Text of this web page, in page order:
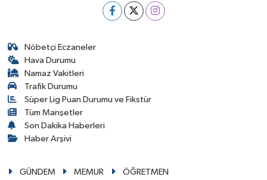
Nöbetçi Eczaneler
Hava Durumu
Namaz Vakitleri
Trafik Durumu
Süper Lig Puan Durumu ve Fikstür
Tüm Manşetler
Son Dakika Haberleri
Haber Arşivi
GÜNDEM MEMUR
ÖĞRETMEN